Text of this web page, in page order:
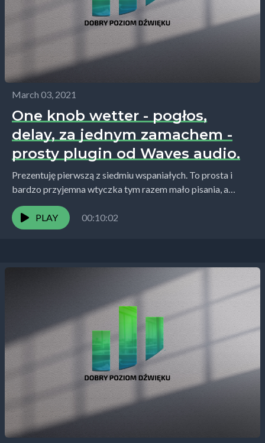
March 03, 2021
One knob wetter - pogłos,
delay, za jednym zamachem -
prosty plugin od Waves audio.
Prezentuję pierwszą z siedmiu wspaniałych. To prosta i
bardzo przyjemna wtyczka tym razem mało pisania, a
podcast krótki i treściwy, jak plugin. One knob...
PLAY
00:10:02